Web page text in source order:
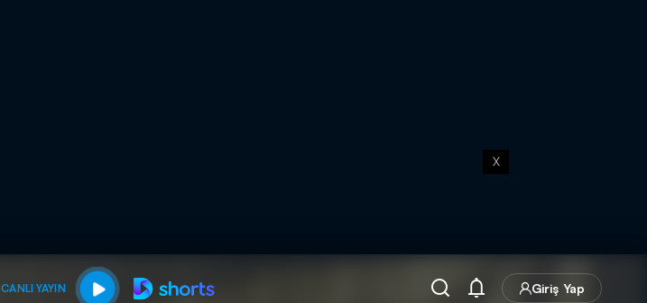
X
CANLI YAYIN Giriş Yap
muhteşem ikili